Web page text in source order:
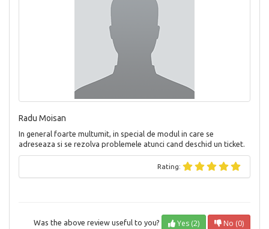
Radu Moisan
In general foarte multumit, in special de modul in care se
adreseaza si se rezolva problemele atunci cand deschid un ticket.
Rating:
Was the above review useful to you? Yes (2) No (0)